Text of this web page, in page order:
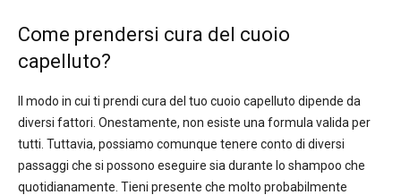
Come prendersi cura del cuoio
capelluto?
Il modo in cui ti prendi cura del tuo cuoio capelluto dipende da
diversi fattori. Onestamente, non esiste una formula valida per
tutti. Tuttavia, possiamo comunque tenere conto di diversi
passaggi che si possono eseguire sia durante lo shampoo che
quotidianamente. Tieni presente che molto probabilmente